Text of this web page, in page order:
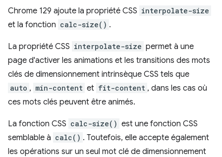
Chrome 129 ajoute la propriété CSS interpolate-size
et la fonction calc-size() .
La propriété CSS interpolate-size permet à une
page d'activer les animations et les transitions des mots
clés de dimensionnement intrinsèque CSS tels que
auto , min-content et fit-content , dans les cas où
ces mots clés peuvent être animés.
La fonction CSS calc-size() est une fonction CSS
semblable à calc() . Toutefois, elle accepte également
les opérations sur un seul mot clé de dimensionnement